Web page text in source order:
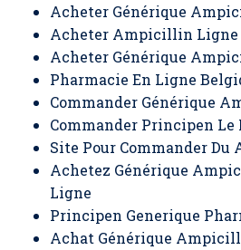
Acheter Générique
Acheter Ampicillin Ligne
Acheter Générique
Pharmacie En Ligne
Commander Générique
Commander Principen Le
Site Pour Commander
Achetez Générique
Ligne
Principen Generique
Achat Générique